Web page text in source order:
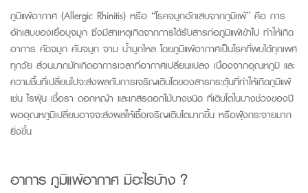
ภูมิแพ้อากาศ (Allergic Rhinitis) หรือ “โรคจมูกอักเสบจากภูมิแพ้” คือ การ
อักเสบของเยื่อบุจมูก ซึ่งมีสาเหตุเกิดจากการได้รับสารก่อภูมิแพ้เข้าไป ทำให้เกิด
อาการ คัดจมูก คันจมูก จาม น้ำมูกไหล โดยภูมิแพ้อากาศเป็นโรคที่พบได้ทุกเพศ
ทุกวัย ส่วนมากมักเกิดอาการเวลาที่อากาศเปลี่ยนแปลง เนื่องจากอุณหภูมิ และ
ความชื้นที่เปลี่ยนไปจะส่งผลกับการเจริญเติบโตของสารกระตุ้นที่ทำให้เกิดภูมิแพ้
เช่น ไรฝุ่น เชื้อรา ดอกหญ้า และเกสรดอกไม้บางชนิด ที่เติบโตในบางช่วงของปี
พออุณหภูมิเปลี่ยนอาจจะส่งผลให้เชื้อเจริญเติบโตมากขึ้น หรือฟุ้งกระจายมาก
ยิ่งขึ้น
อาการภูมิแพ้อากาศ มีอะไรบ้าง ?